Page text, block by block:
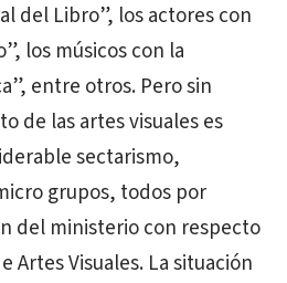
del Libro”, los actores con
los músicos con la
entre otros. Pero sin
de las artes visuales es
sectarismo,
grupos, todos por
del ministerio con respecto
Artes Visuales. La situación